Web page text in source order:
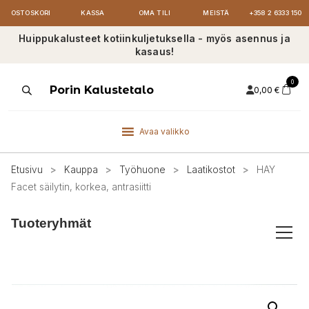
OSTOSKORI KASSA OMA TILI MEISTÄ +358 2 6333 150
Huippukalusteet kotiinkuljetuksella - myös asennus ja
kasaus!
ProductsPorin Kalustetalo 0,00 €
0
Avaa valikko
Etusivu > Kauppa > Työhuone > Laatikostot >
HAY
Facet säilytin, korkea, antrasiitti
Tuoteryhmät